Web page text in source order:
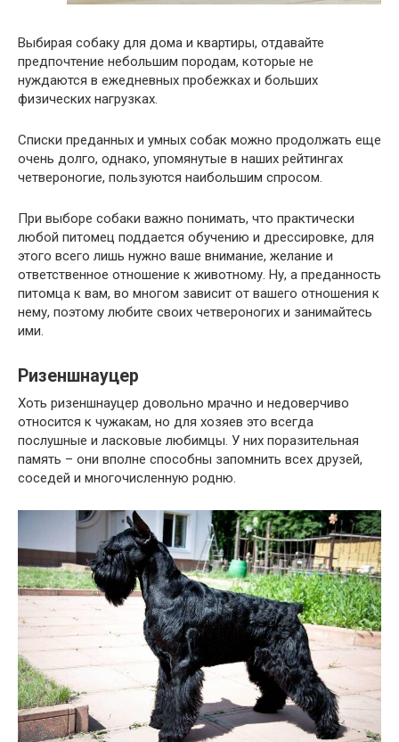
Выбирая собаку для дома и квартиры, отдавайте
предпочтение небольшим породам, которые не
нуждаются в ежедневных пробежках и больших
физических нагрузках.
Списки преданных и умных собак можно продолжать еще
очень долго, однако, упомянутые в наших рейтингах
четвероногие, пользуются наибольшим спросом.
При выборе собаки важно понимать, что практически
любой питомец поддается обучению и дрессировке, для
этого всего лишь нужно ваше внимание, желание и
ответственное отношение к животному. Ну, а преданность
питомца к вам, во многом зависит от вашего отношения к
нему, поэтому любите своих четвероногих и занимайтесь
ими.
Ризеншнауцер
Хоть ризеншнауцер довольно мрачно и недоверчиво
относится к чужакам, но для хозяев это всегда
послушные и ласковые любимцы. У них поразительная
память – они вполне способны запомнить всех друзей,
соседей и многочисленную родню.